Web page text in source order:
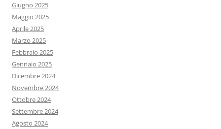
Giugno 2025
Maggio 2025
Aprile 2025
Marzo 2025
Febbraio 2025
Gennaio 2025
Dicembre 2024
Novembre 2024
Ottobre 2024
Settembre 2024
Agosto 2024